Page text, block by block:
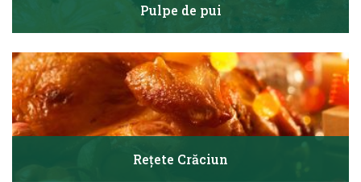
Pulpe de pui
Rețete Crăciun